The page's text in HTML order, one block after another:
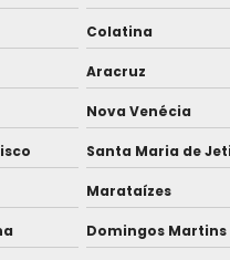
com comprovante
Colatina
Aracruz
Nova Venécia
Santa Maria de
Marataízes
Domingos Martins